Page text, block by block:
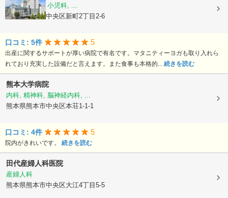
産科, 婦人科, 小児科, ...
熊本県熊本市中央区新町2丁目2-6
口コミ: 5件 5
出産に関するサポートが厚い病院で有名です。マタニティーヨガも取り入れら
れており充実した設備だと言えます。また食事も本格的... 続きを読む
熊本大学病院
内科, 精神科, 脳神経内科, ...
熊本県熊本市中央区本荘1-1-1
口コミ: 4件 5
院内がきれいです。 続きを読む
田代産婦人科医院
産婦人科
熊本県熊本市中央区大江4丁目5-5